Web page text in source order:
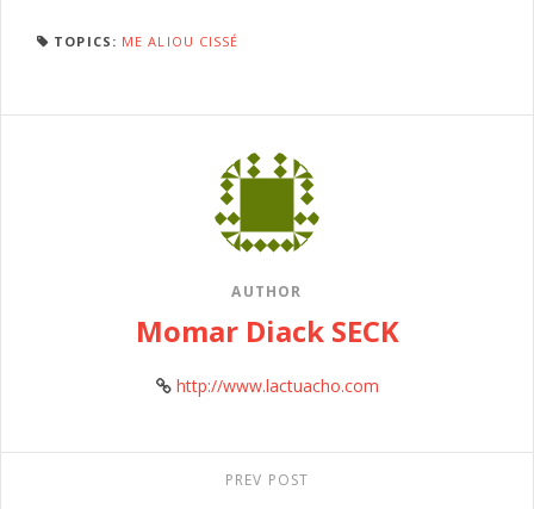
TOPICS: ME ALIOU CISSÉ
AUTHOR
Momar Diack SECK
http://www.lactuacho.com
PREV POST